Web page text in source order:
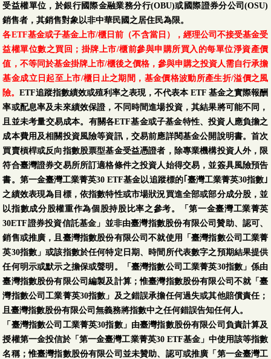
受益權單位，於銀行國際金融業務分行(OBU)或國際證券分公司(OSU)
銷售者，其銷售對象以非中華民國之居住民為限。
各ETF基金或子基金上市/櫃日前（不含當日），經理公司不接受基金受
益權單位數之買回；掛牌上市/櫃前參與申購所買入的每單位淨資產價
值，不等同於基金掛牌上市/櫃後之價格，參與申購之投資人需自行承擔
基金成立日起至上市/櫃日止之期間，基金價格波動所產生折/溢價之風
險。ETF追蹤指數績效或殖利率之表現，不代表本 ETF 基金之實際報酬
率或配息率及未來績效保證，不同時間進場投資，其結果將可能不同，
且並未考量交易成本。有關各ETF基金或子基金特性、投資人應負擔之
成本費用及相關投資風險等資訊，交易前應詳閱基金公開說明書。首次
買賣槓桿或反向指數股票型基金受益憑證者，除專業機構投資人外，限
符合臺灣證券交易所所訂適格條件之投資人始得交易，並簽具風險預告
書。第一金臺灣工業菁英30 ETF基金以追蹤標的｢臺灣工業菁英30指數｣
之績效表現為目標，依指數特性或市場狀況買進全部或部分成分股，並
以指數成分股權重作為個股持股比率之參考。「第一金臺灣工業菁英
30ETF證券投資信託基金」並非由臺灣指數股份有限公司贊助、認可、
銷售或推廣，且臺灣指數股份有限公司不就使用「臺灣指數公司工業菁
英30指數」或該指數於任何特定日期、時間所代表數字之預期結果提供
任何明示或默示之擔保或聲明。「臺灣指數公司工業菁英30指數」係由
臺灣指數股份有限公司編製及計算；惟臺灣指數股份有限公司不就「臺
灣指數公司工業菁英30指數」及之錯誤承擔任何過失或其他賠償責任；
且臺灣指數股份有限公司無義務將指數中之任何錯誤告知任何人。
「臺灣指數公司工業菁英30指數」由臺灣指數股份有限公司負責計算及
授權第一金投信於「第一金臺灣工業菁英30 ETF基金」中使用該等指數
名稱；惟臺灣指數股份有限公司並未贊助、認可或推廣「第一金臺灣工